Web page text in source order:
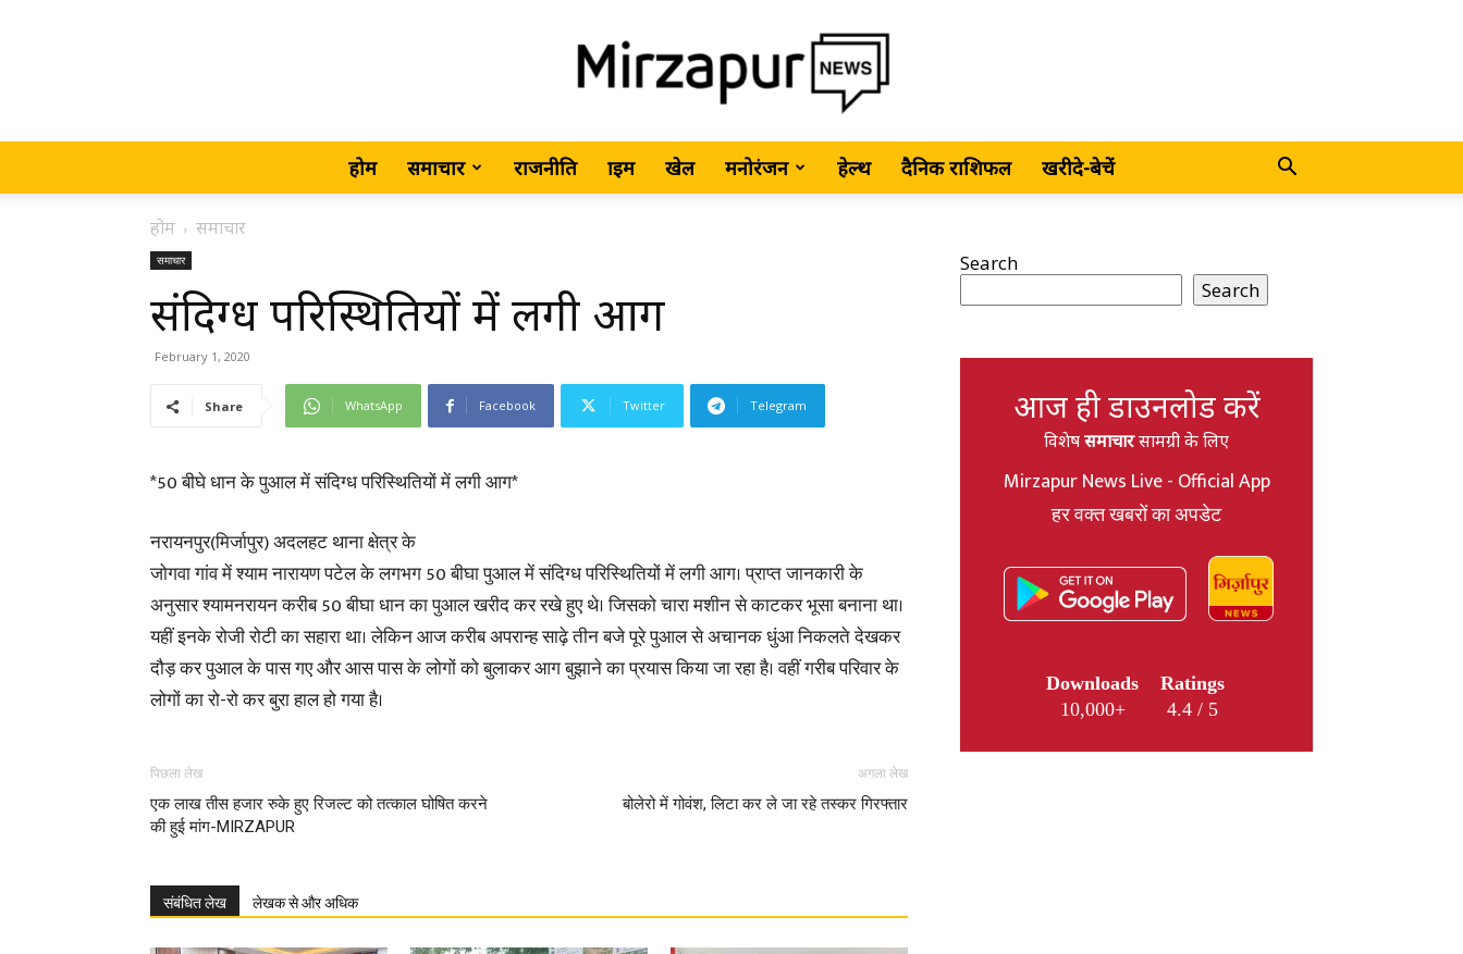
MirzapurNews.com
News,
होम समाचार राजनीति क्राइम खेल मनोरंजन हेल्थ दैनिक राशिफल खरीदे-बेचें
होम समाचार
समाचार
संदिग्ध परिस्थितियों में लगी आग
February 1, 2020
Share WhatsApp Facebook Twitter Telegram
*50 बीघे धान के पुआल में संदिग्ध परिस्थितियों में लगी आग*
नरायनपुर(मिर्जापुर) अदलहट थाना क्षेत्र के
जोगवा गांव में श्याम नारायण पटेल के लगभग 50 बीघा पुआल में संदिग्ध परिस्थितियों में लगी आग। प्राप्त जानकारी के
अनुसार श्यामनरायन करीब 50 बीघा धान का पुआल खरीद कर रखे हुए थे। जिसको चारा मशीन से काटकर भूसा बनाना था।
यहीं इनके रोजी रोटी का सहारा था। लेकिन आज करीब अपरान्ह साढ़े तीन बजे पूरे पुआल से अचानक धुंआ निकलते देखकर
दौड़ कर पुआल के पास गए और आस पास के लोगों को बुलाकर आग बुझाने का प्रयास किया जा रहा है। वहीं गरीब परिवार के
लोगों का रो-रो कर बुरा हाल हो गया है।
पिछला लेख
एक लाख तीस हजार रुके हुए रिजल्ट को तत्काल घोषित करने
की हुई मांग-MIRZAPUR
अगला लेख
बोलेरो में गोवंश, लिटा कर ले जा रहे तस्कर गिरफ्तार
संबंधित लेख लेखक से और अधिक
Search
Search
आज ही डाउनलोड करें
विशेषसमाचारसामग्री के लिए
Mirzapur News Live - Official App
हर वक्त खबरों का अपडेट
Downloads
10,000+
Ratings
4.4 / 5